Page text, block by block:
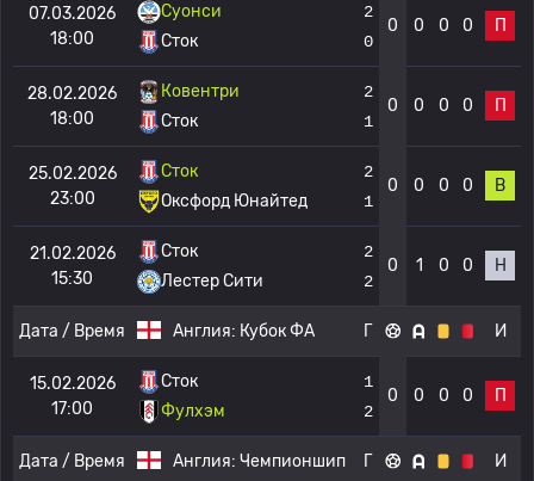
07.03.2026
18:00
Суонси
Сток
2
0
0 0 0 0 П
28.02.2026
18:00
Ковентри
Сток
2
1
0 0 0 0 П
25.02.2026
23:00
Сток
Оксфорд Юнайтед
2
1
0 0 0 0 В
21.02.2026
15:30
Сток
Лестер Сити
2
2
0 1 0 0 Н
Дата / Время Англия: Кубок ФА Г И
15.02.2026
17:00
Сток
Фулхэм
1
2
0 0 0 0 П
Дата / Время Англия: Чемпионшип Г И